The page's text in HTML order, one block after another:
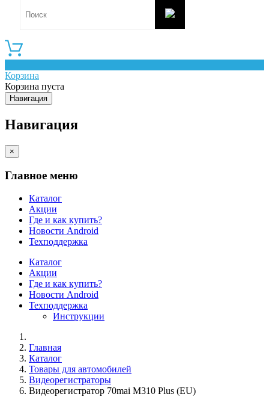
Корзина
Корзина пуста
Навигация
Навигация
×
Главное меню
Каталог
Акции
Где и как купить?
Новости Android
Техподдержка
Каталог
Акции
Где и как купить?
Новости Android
Техподдержка
Инструкции
Главная
Каталог
Товары для автомобилей
Видеорегистраторы
Видеорегистратор 70mai M310 Plus (EU)